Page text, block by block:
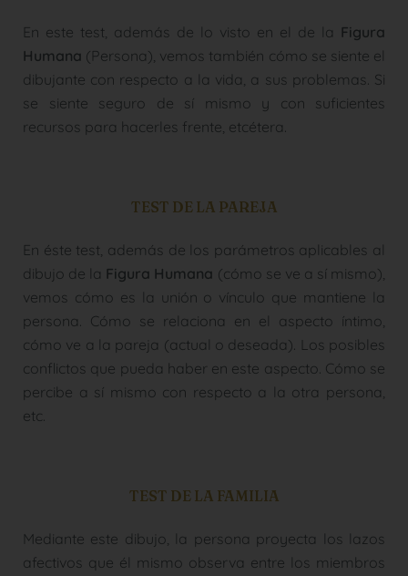
En este test, además de lo visto en el de la Figura
Humana (Persona), vemos también cómo se siente el
dibujante con respecto a la vida, a sus problemas. Si
se siente seguro de sí mismo y con suficientes
recursos para hacerles frente, etcétera.
TEST DE LA PAREJA
En éste test, además de los parámetros aplicables al
dibujo de la Figura Humana (cómo se ve a sí mismo),
vemos cómo es la unión o vínculo que mantiene la
persona. Cómo se relaciona en el aspecto íntimo,
cómo ve a la pareja (actual o deseada). Los posibles
conflictos que pueda haber en este aspecto. Cómo se
percibe a sí mismo con respecto a la otra persona,
etc.
TEST DE LA FAMILIA
Mediante este dibujo, la persona proyecta los lazos
afectivos que él mismo observa entre los miembros